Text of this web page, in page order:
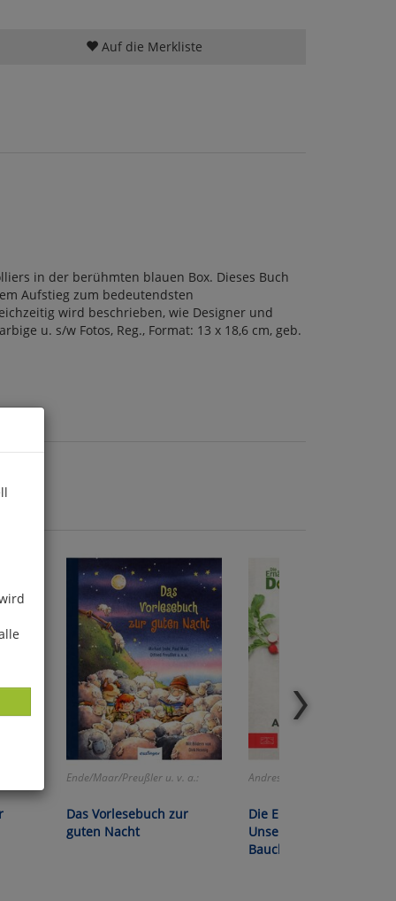
Auf die Merkliste
in der berühmten blauen Box. Dieses Buch
Aufstieg zum bedeutendsten
wird beschrieben, wie Designer und
u. s/w Fotos, Reg., Format: 13 x 18,6 cm, geb.
Ende/Maar/Preußler u. v. a.:
Das Vorlesebuch zur
guten Nacht
Andresen/Klasen/Riedl/Schäfer:
Die Ernährungs-Docs -
Unsere 100 besten Anti-
Bauchfett-Rezepte